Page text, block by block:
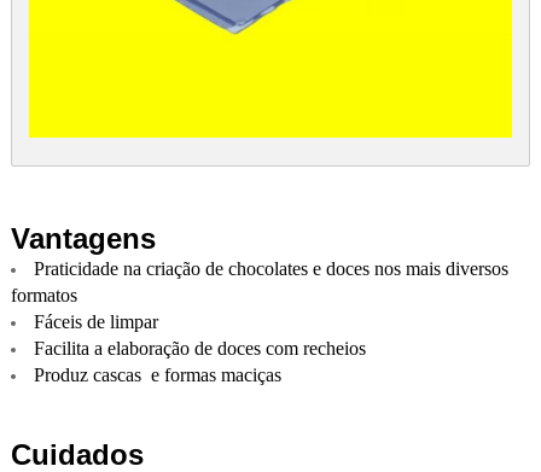
Vantagens
Praticidade na criação de chocolates e doces nos mais diversos
formatos
Fáceis de limpar
Facilita a elaboração de doces com recheios
Produz cascas e formas maciças
Cuidados